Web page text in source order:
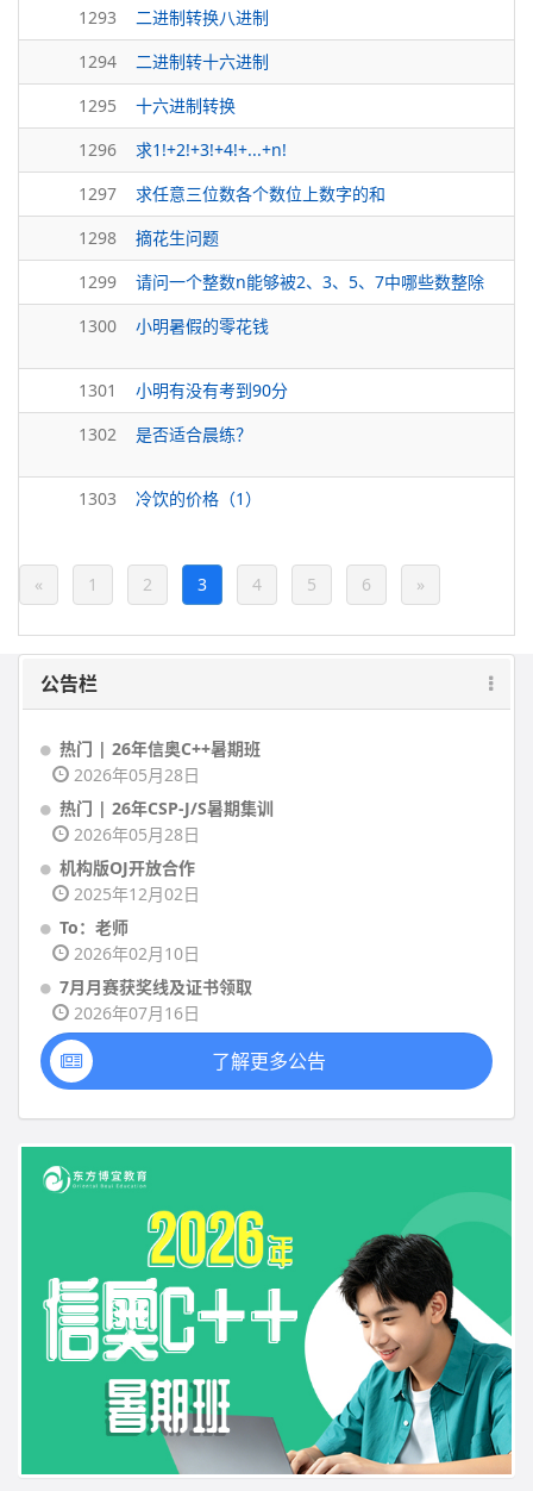
1293
二进制转换八进制
1294
二进制转十六进制
1295
十六进制转换
1296
求1!+2!+3!+4!+...+n!
1297
求任意三位数各个数位上数字的和
1298
摘花生问题
1299
请问一个整数n能够被2、3、5、7中哪些数整除
1300
小明暑假的零花钱
1301
小明有没有考到90分
1302
是否适合晨练？
1303 冷饮的价格（1）
« 1 2 3 4 5 6 »
公告栏
热门 | 26年信奥C++暑期班
2026年05月28日
热门 | 26年CSP-J/S暑期集训
2026年05月28日
机构版OJ开放合作
2025年12月02日
To：老师
2026年02月10日
7月月赛获奖线及证书领取
2026年07月16日
了解更多公告